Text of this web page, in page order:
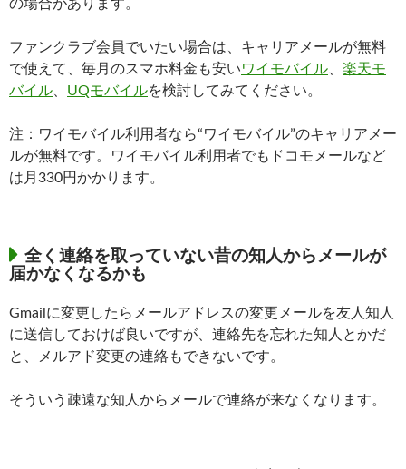
の場合があります。
ファンクラブ会員でいたい場合は、キャリアメールが無料
で使えて、毎月のスマホ料金も安いワイモバイル、 楽天モ
バイル、 UQモバイルを検討してみてください。
注：ワイモバイル利用者なら“ワイモバイル”のキャリアメー
ルが無料です。ワイモバイル利用者でもドコモメールなど
は月330円かかります。
全く連絡を取っていない昔の知人からメールが
届かなくなるかも
Gmailに変更したらメールアドレスの変更メールを友人知人
に送信しておけば良いですが、連絡先を忘れた知人とかだ
と、メルアド変更の連絡もできないです。
そういう疎遠な知人からメールで連絡が来なくなります。